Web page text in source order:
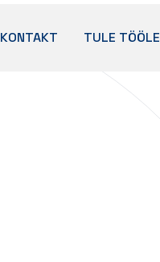
KONTAKT TULE TÖÖLE